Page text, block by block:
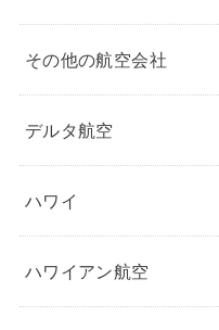
その他の航空会社
デルタ航空
ハワイ
ハワイアン航空